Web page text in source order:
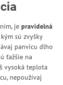
je pravidelná
sú zvyšky
panvicu dlho
ťažšie na
vysoká teplota
nepoužívaj